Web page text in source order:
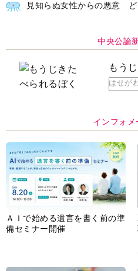
見知らぬ女性からの悪意
中央公論
もう
はせが
インフォメ
ＡＩで始める遺言を書く前の準
備セミナー開催